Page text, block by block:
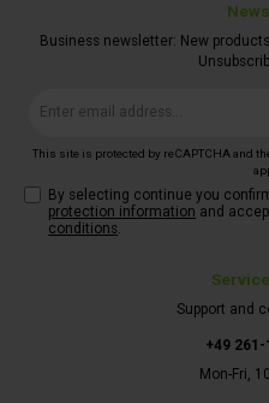
Support and
+49
Mon-Fri,
Business newsletter: New
This site is protected by reCAPTCHA and
By selecting continue you
protection information and
conditions.